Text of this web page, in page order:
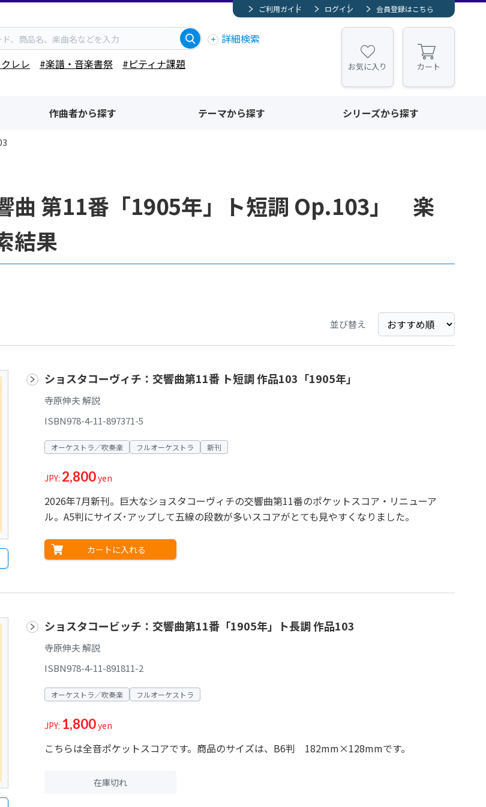
ご利用ガイド ログイン 会員登録はこちら
詳細検索
レレ #楽譜・音楽書祭
#ピティナ課題
お気に入り カート
作曲者から探す テーマから探す シリーズから探す
曲 第11番「1905年」ト短調 Op.103」 楽
結果
並び替え
ショスタコーヴィチ：交響曲第11番 ト短調 作品103「1905年」
寺原伸夫 解説
ISBN978-4-11-897371-5
オーケストラ／吹奏楽 フルオーケストラ 新刊
JPY: 2,800yen
2026年7月新刊。巨大なショスタコーヴィチの交響曲第11番のポケットスコア・リニューア
ル。A5判にサイズ･アップして五線の段数が多いスコアがとても見やすくなりました。
カートに入れる
ショスタコービッチ：交響曲第11番「1905年」ト長調 作品103
寺原伸夫 解説
ISBN978-4-11-891811-2
オーケストラ／吹奏楽 フルオーケストラ
JPY: 1,800yen
こちらは全音ポケットスコアです。商品のサイズは、B6判 182mm×128mmです。
在庫切れ